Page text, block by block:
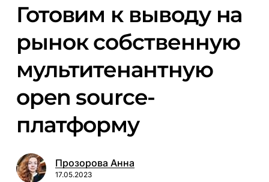
Готовим к выводу на
рынок собственную
мультитенантную
open source-
платформу
Прозорова Анна
17.05.2023